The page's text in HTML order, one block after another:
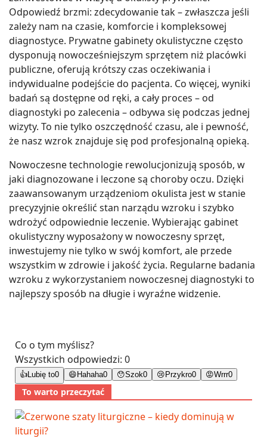
Odpowiedź brzmi: zdecydowanie tak – zwłaszcza jeśli
zależy nam na czasie, komforcie i kompleksowej
diagnostyce. Prywatne gabinety okulistyczne często
dysponują nowocześniejszym sprzętem niż placówki
publiczne, oferują krótszy czas oczekiwania i
indywidualne podejście do pacjenta. Co więcej, wyniki
badań są dostępne od ręki, a cały proces – od
diagnostyki po zalecenia – odbywa się podczas jednej
wizyty. To nie tylko oszczędność czasu, ale i pewność,
że nasz wzrok znajduje się pod profesjonalną opieką.
Nowoczesne technologie rewolucjonizują sposób, w
jaki diagnozowane i leczone są choroby oczu. Dzięki
zaawansowanym urządzeniom okulista jest w stanie
precyzyjnie określić stan narządu wzroku i szybko
wdrożyć odpowiednie leczenie. Wybierając gabinet
okulistyczny wyposażony w nowoczesny sprzęt,
inwestujemy nie tylko w swój komfort, ale przede
wszystkim w zdrowie i jakość życia. Regularne badania
wzroku z wykorzystaniem nowoczesnej diagnostyki to
najlepszy sposób na długie i wyraźne widzenie.
Co o tym myślisz?
Wszystkich odpowiedzi: 0
👍Lubię to0 😄 Hahaha0 😯Szok0 😢 Przykro0 😡Wrrr0
To warto przeczytać